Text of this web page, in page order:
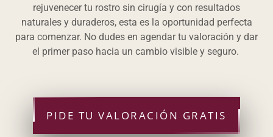
rejuvenecer tu rostro sin cirugía y con resultados
naturales y duraderos, esta es la oportunidad perfecta
para comenzar. No dudes en agendar tu valoración y dar
el primer paso hacia un cambio visible y seguro.
PIDE TU VALORACIÓN GRATIS